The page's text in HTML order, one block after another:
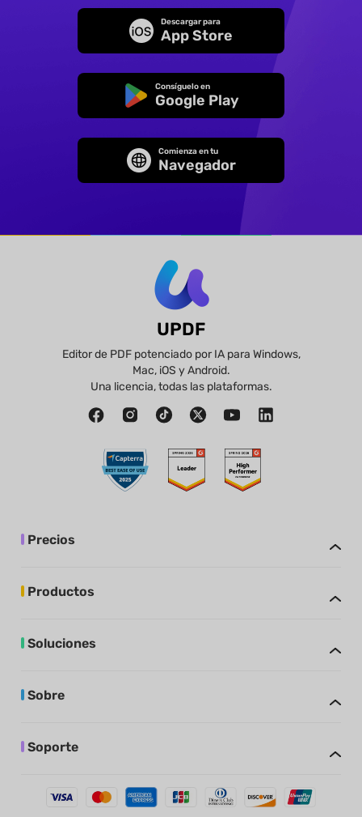
Descargar para
App Store
Consíguelo en
Google Play
Comienza en tu
Navegador
UPDF
Editor de PDF potenciado por IA para Windows,
Mac, iOS y Android.
Una licencia, todas las plataformas.
Precios
Productos
Soluciones
Sobre
Soporte